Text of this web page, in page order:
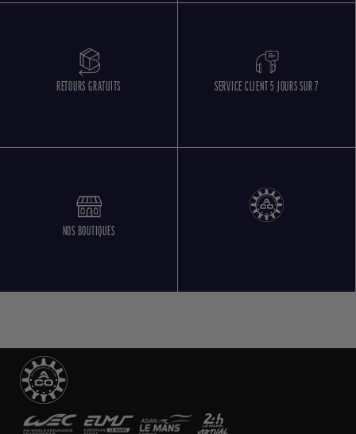
RETOURS GRATUITS SERVICE CLIENT 5 JOURS SUR 7
NOS BOUTIQUES